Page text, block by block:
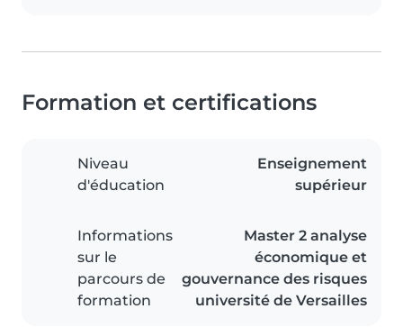
Formation et certifications
Niveau
d'éducation
Enseignement
supérieur
Informations
sur le
parcours de
formation
Master 2 analyse
économique et
gouvernance des risques
université de Versailles